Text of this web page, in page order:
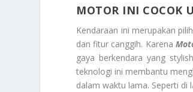
MOTOR INI COCOK
Kendaraan ini merupakan
dan fitur canggih. Karena
gaya berkendara yang
teknologi ini membantu
dalam waktu lama. Seperti di